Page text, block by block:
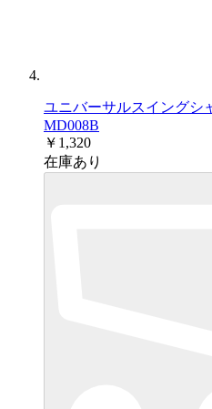
ユニバーサルスイングシ
MD008B
￥1,320
在庫あり